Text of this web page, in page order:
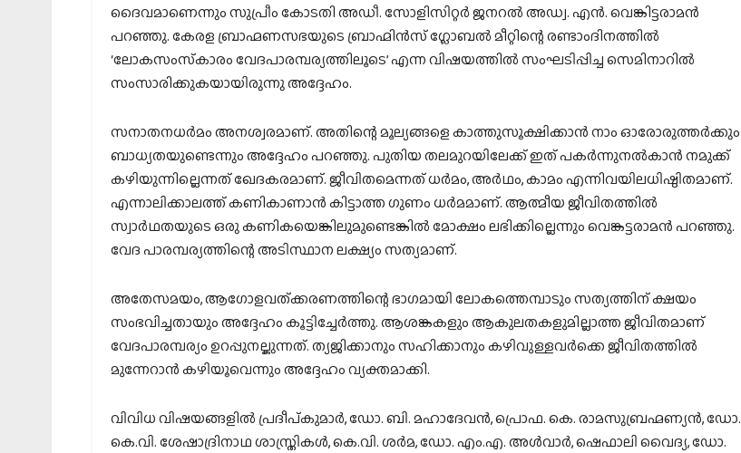
ദൈവമാണെന്നും സുപ്രീം കോടതി അഡീ. സോളിസിറ്റര്‍ ജനറല്‍ അഡ്വ. എന്‍. വെങ്കിട്ടരാമന്‍
പറഞ്ഞു. കേരള ബ്രാഹ്മണസഭയുടെ ബ്രാഹ്മിന്‍സ് ഗ്ലോബല്‍ മീറ്റിന്റെ രണ്ടാംദിനത്തില്‍
‘ലോകസംസ്‌കാരം വേദപാരമ്പര്യത്തിലൂടെ’ എന്ന വിഷയത്തില്‍ സംഘടിപ്പിച്ച സെമിനാറില്‍
സംസാരിക്കുകയായിരുന്നു അദ്ദേഹം.
സനാതനധര്‍മം അനശ്വരമാണ്. അതിന്റെ മൂല്യങ്ങളെ കാത്തുസൂക്ഷിക്കാന്‍ നാം ഓരോരുത്തര്‍ക്കും
ബാധ്യതയുണ്ടെന്നും അദ്ദേഹം പറഞ്ഞു. പുതിയ തലമുറയിലേക്ക് ഇത് പകര്‍ന്നുനല്‍കാന്‍ നമുക്ക്
കഴിയുന്നില്ലെന്നത് ഖേദകരമാണ്. ജീവിതമെന്നത് ധര്‍മം, അര്‍ഥം, കാമം എന്നിവയിലധിഷ്ഠിതമാണ്.
എന്നാലിക്കാലത്ത് കണികാണാന്‍ കിട്ടാത്ത ഗുണം ധര്‍മമാണ്. ആത്മീയ ജീവിതത്തില്‍
സ്വാര്‍ഥതയുടെ ഒരു കണികയെങ്കിലുമുണ്ടെങ്കില്‍ മോക്ഷം ലഭിക്കില്ലെന്നും വെങ്കട്ടരാമന്‍ പറഞ്ഞു.
വേദ പാരമ്പര്യത്തിന്റെ അടിസ്ഥാന ലക്ഷ്യം സത്യമാണ്.
അതേസമയം, ആഗോളവത്ക്കരണത്തിന്റെ ഭാഗമായി ലോകത്തെമ്പാടും സത്യത്തിന് ക്ഷയം
സംഭവിച്ചതായും അദ്ദേഹം കൂട്ടിച്ചേര്‍ത്തു. ആശങ്കകളും ആകുലതകളുമില്ലാത്ത ജീവിതമാണ്
വേദപാരമ്പര്യം ഉറപ്പുനല്കുന്നത്. ത്യജിക്കാനും സഹിക്കാനും കഴിവുള്ളവര്‍ക്കെ ജീവിതത്തില്‍
മുന്നേറാന്‍ കഴിയൂവെന്നും അദ്ദേഹം വ്യക്തമാക്കി.
വിവിധ വിഷയങ്ങളില്‍ പ്രദീപ്കുമാര്‍, ഡോ. ബി. മഹാദേവന്‍, പ്രൊഫ. കെ. രാമസുബ്രഹ്മണ്യന്‍, ഡോ.
കെ.വി. ശേഷാദ്രിനാഥ ശാസ്ത്രികള്‍, കെ.വി. ശര്‍മ, ഡോ. എം.എ. അള്‍വാര്‍, ഷെഫാലി വൈദ്യ, ഡോ.